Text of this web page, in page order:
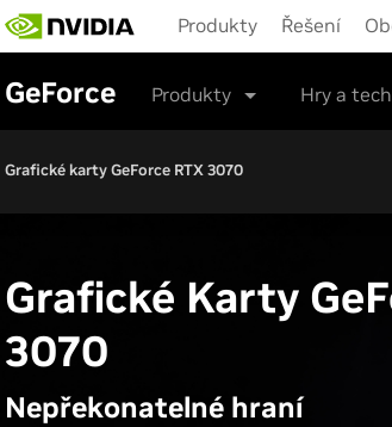
Produkty Řešení
GeForce Produkty Hry a
Grafické karty GeForce RTX 3070
Grafické Karty
3070
Nepřekonatelné hraní